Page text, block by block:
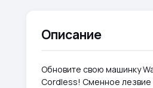
Описание
Обновите свою машинку
Cordless! Сменное лезвие